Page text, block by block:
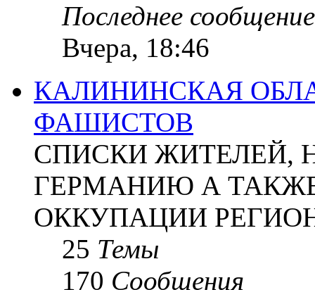
Последнее сообщение
Вчера, 18:46
КАЛИНИНСКАЯ
ФАШИСТОВ
СПИСКИ ЖИТЕЛЕЙ,
ГЕРМАНИЮ А
ОККУПАЦИИ
25 Темы
170 Сообщения